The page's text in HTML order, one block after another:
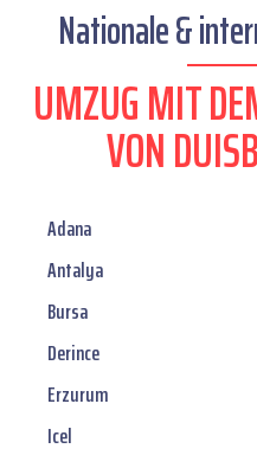
Nationale &
UMZUG MIT
VON
Adana
Antalya
Bursa
Derince
Erzurum
Icel